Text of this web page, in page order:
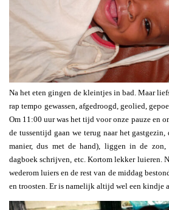
Na het eten gingen de kleintjes in bad. Maar
rap tempo gewassen, afgedroogd, geolied,
Om 11:00 uur was het tijd voor onze pauze en
de tussentijd gaan we terug naar het gastgezin,
manier, dus met de hand), liggen in de
dagboek schrijven, etc. Kortom lekker luieren.
wederom luiers en de rest van de middag
en troosten. Er is namelijk altijd wel een kindje